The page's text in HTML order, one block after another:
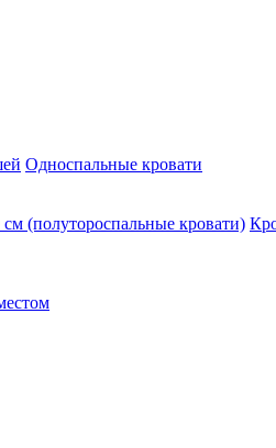
Односпальные кровати
(полутороспальные кровати)